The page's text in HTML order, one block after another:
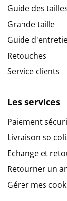
Guide des tailles
Grande taille
Guide
Retouches
Service clients
Les services
Paiement
Livraison so
Echange et
Retourner un
Gérer mes